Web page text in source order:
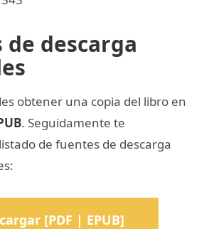
de descarga
obtener una copia del libro en
. Seguidamente te
de fuentes de descarga
[PDF | EPUB]